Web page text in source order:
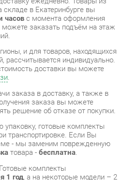
и для товаров, находящихся
индивидуально.
доставки вы можете
.
заказа вы можете
решение об отказе от покупки.
готовые комплекты
- мы заменим поврежденную
товара -бесплатна.
1 год, а на некоторые модели – 2
дом Джамис 2400 угловой
качественное изделие
, соответствующее
стандарту.